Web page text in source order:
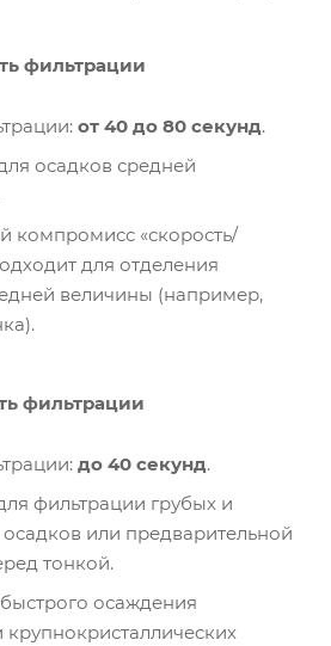
фильтрации
от 40 до 80 секунд.
осадков средней
компромисс «скорость/
для отделения
величины (например,
фильтрации
до 40 секунд.
фильтрации грубых и
или предварительной
тонкой.
осаждения